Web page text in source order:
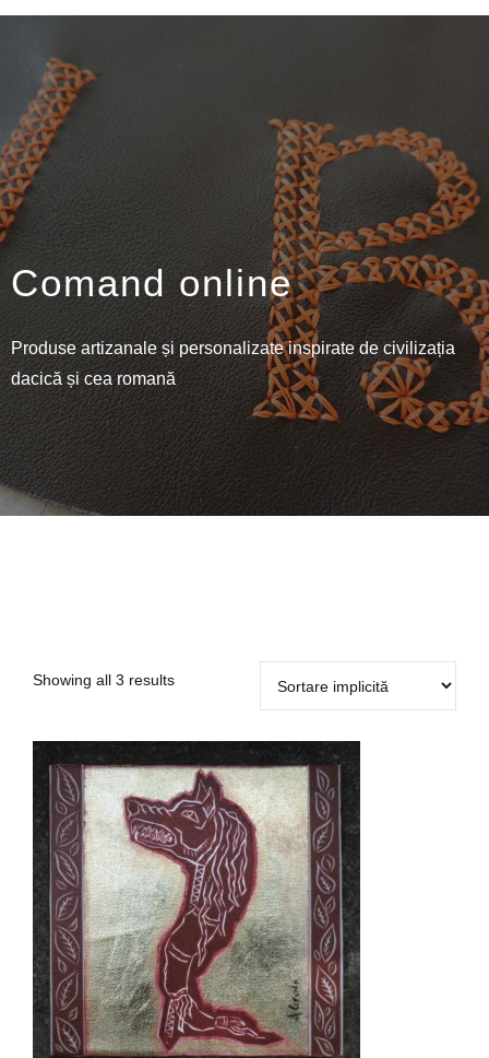
Comand online
Produse artizanale și personalizate inspirate de civilizația
dacică și cea romană
Showing all 3 results